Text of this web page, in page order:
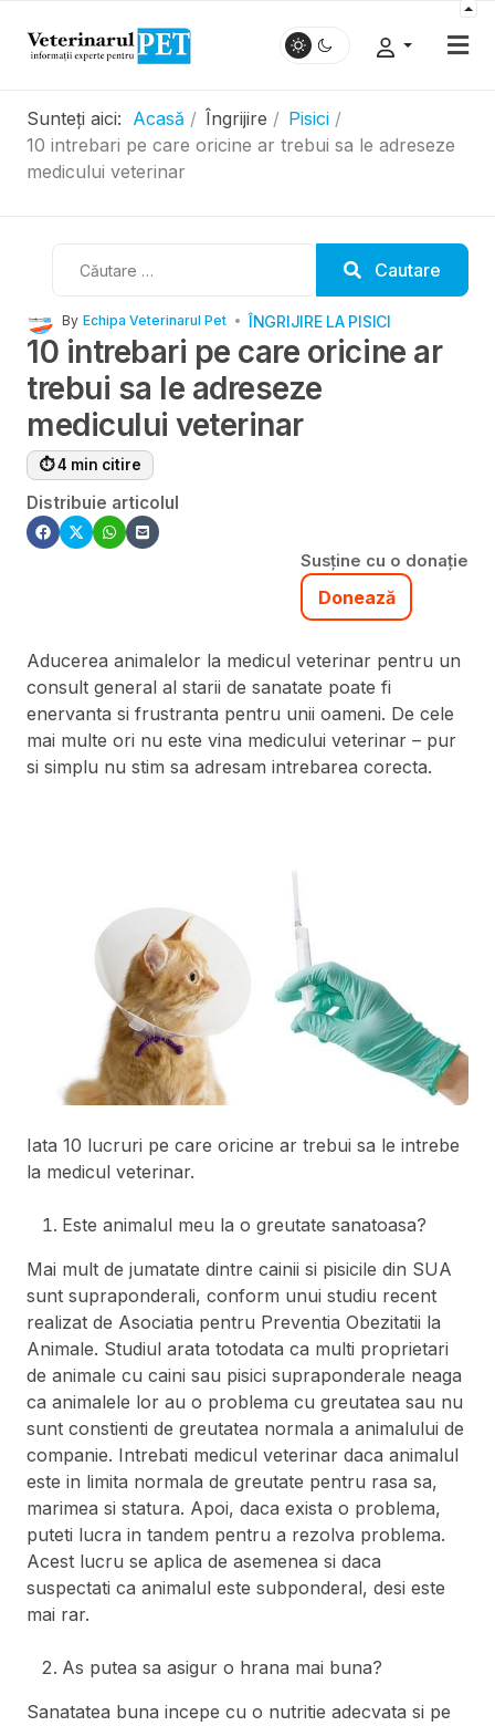
Sunteți aici: Acasă Îngrijire
Pisici
10 intrebari pe care oricine ar trebui sa le adreseze
medicului veterinar
Cautare
By Echipa Veterinarul Pet ÎNGRIJIRE LA PISICI
10 intrebari pe care oricine ar
trebui sa le adreseze
medicului veterinar
⏱ 4 min citire
Distribuie articolul
Susține cu o donație
Donează
Aducerea animalelor la medicul veterinar pentru un
consult general al starii de sanatate poate fi
enervanta si frustranta pentru unii oameni. De cele
mai multe ori nu este vina medicului veterinar – pur
si simplu nu stim sa adresam intrebarea corecta.
Iata 10 lucruri pe care oricine ar trebui sa le intrebe
la medicul veterinar.
Este animalul meu la o greutate sanatoasa?
Mai mult de jumatate dintre cainii si pisicile din SUA
sunt supraponderali, conform unui studiu recent
realizat de Asociatia pentru Preventia Obezitatii la
Animale. Studiul arata totodata ca multi proprietari
de animale cu caini sau pisici supraponderale neaga
ca animalele lor au o problema cu greutatea sau nu
sunt constienti de greutatea normala a animalului de
companie. Intrebati medicul veterinar daca animalul
este in limita normala de greutate pentru rasa sa,
marimea si statura. Apoi, daca exista o problema,
puteti lucra in tandem pentru a rezolva problema.
Acest lucru se aplica de asemenea si daca
suspectati ca animalul este subponderal, desi este
mai rar.
As putea sa asigur o hrana mai buna?
Sanatatea buna incepe cu o nutritie adecvata si pe